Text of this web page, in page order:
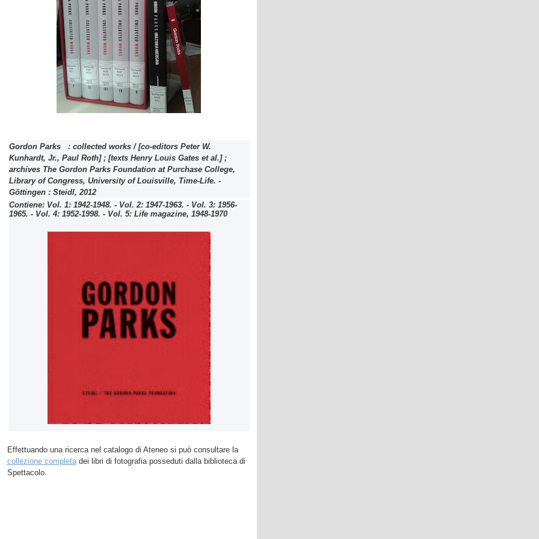
Gordon Parks : collected works / [co-editors Peter W.
Kunhardt, Jr., Paul Roth] ; [texts Henry Louis Gates et al.] ;
archives The Gordon Parks Foundation at Purchase College,
Library of Congress, University of Louisville, Time-Life. -
Göttingen : Steidl, 2012
Contiene: Vol. 1: 1942-1948. - Vol. 2: 1947-1963. - Vol. 3: 1956-
1965. - Vol. 4: 1952-1998. - Vol. 5: Life magazine, 1948-1970
Effettuando una ricerca nel catalogo di Ateneo si può consultare la
collezione completa dei libri di fotografia posseduti dalla biblioteca di
Spettacolo.